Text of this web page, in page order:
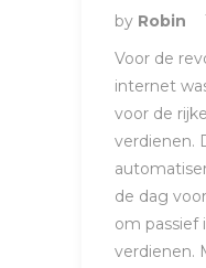
by Robin
Voor de
internet
voor de
verdienen.
de dag
om passief
verdienen.